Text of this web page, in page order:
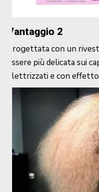
Vantaggio 2
Progettata con un
essere più delicata sui
elettrizzati e con